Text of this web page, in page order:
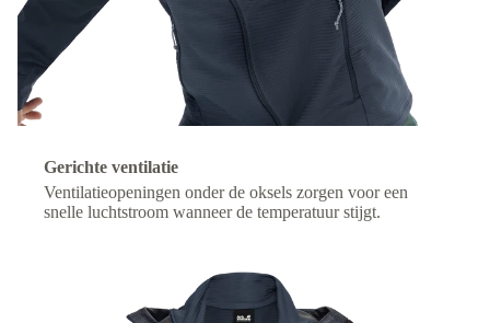
Gerichte ventilatie
Ventilatieopeningen onder de oksels zorgen voor een
snelle luchtstroom wanneer de temperatuur stijgt.